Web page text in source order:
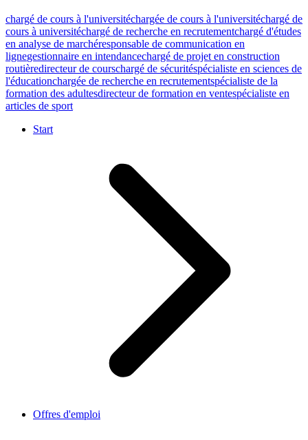
chargé de cours à l'universitéchargée de cours à l'universitéchargé de
cours à universitéchargé de recherche en recrutementchargé d'études
en analyse de marchéresponsable de communication en
lignegestionnaire en intendancechargé de projet en construction
routièredirecteur de courschargé de sécuritéspécialiste en sciences de
l'éducationchargée de recherche en recrutementspécialiste de la
formation des adultesdirecteur de formation en ventespécialiste en
articles de sport
Start
Offres d'emploi